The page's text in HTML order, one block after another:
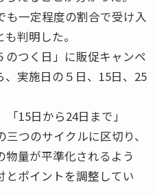
も一定程度の割合で受け入
判明した。
つく日」に販促キャンペ
実施日の５日、15日、25
15日から24日まで」
つのサイクルに区切り、
量が平準化されるよう
とポイントを調整してい